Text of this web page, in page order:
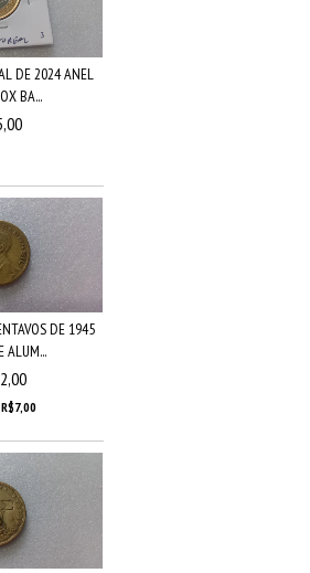
DE 2024 ANEL
BA...
DE 1945
ALUM...
R$7,00